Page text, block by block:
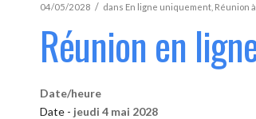
04/05/2028 / dans En ligne uniquement Réunion
Réunion en
Date/heure
Date - jeudi 4 mai 2028